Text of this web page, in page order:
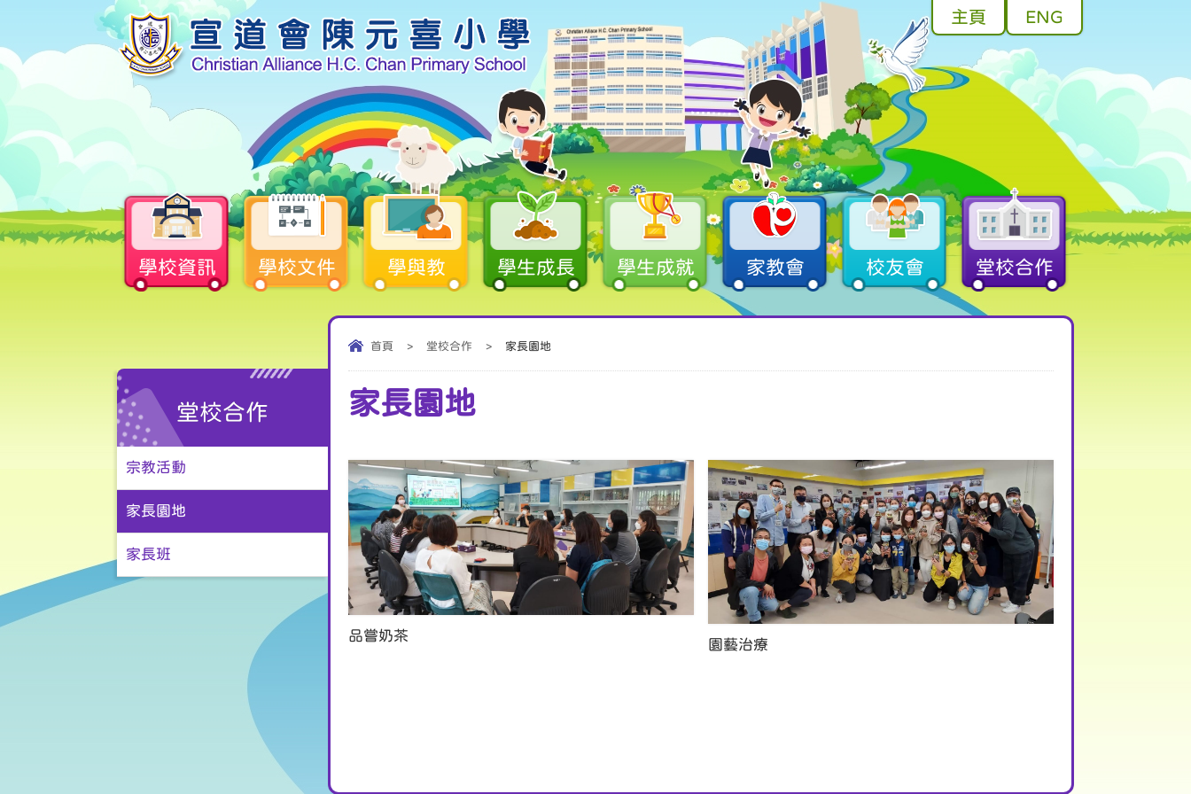
主頁 ENG
學校資訊 學校文件 學與教 學生成長 學生成就 家教會 校友會 堂校合作
首頁 > 堂校合作 > 家長園地
家長園地
品嘗奶茶
園藝治療
堂校合作
宗教活動
家長園地
家長班